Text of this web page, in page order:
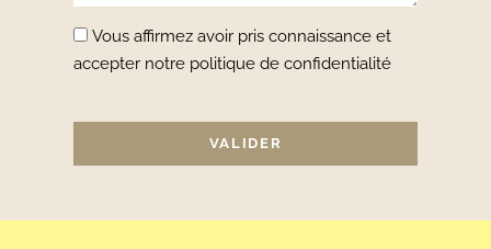
Vous affirmez avoir pris connaissance et
accepter notre politique de confidentialité
VALIDER